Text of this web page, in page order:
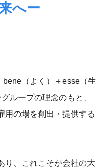
へー
bene（よく）＋esse（生
ループの理念のもと、
用の場を創出・提供する
り、これこそが会社の大